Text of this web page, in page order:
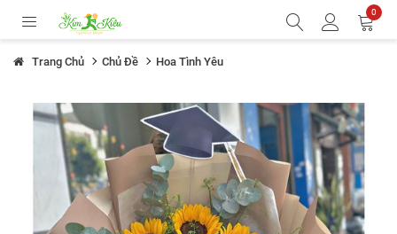
0
Trang Chủ Chủ Đề Hoa Tình Yêu